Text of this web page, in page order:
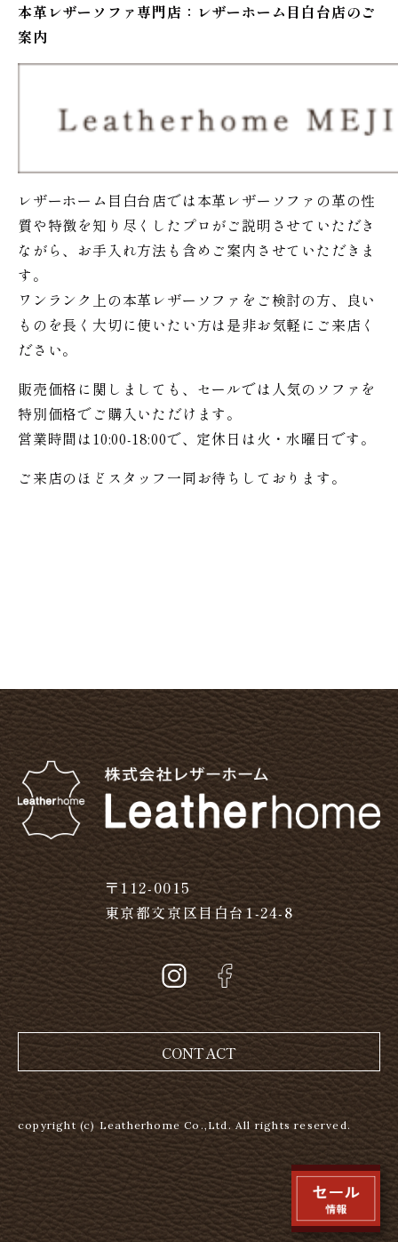
本革レザーソファ専門店：レザーホーム 目白台店のご
案内
レザーホーム目白台店では本革レザーソファの革の性
質や特徴を知り尽くしたプロがご説明させていただき
ながら、お手入れ方法も含めご案内させていただきま
す。
ワンランク上の本革レザーソファをご検討の方、良い
ものを長く大切に使いたい方は是非お気軽にご来店く
ださい。
販売価格に関しましても、セールでは人気のソファを
特別価格でご購入いただけます。
営業時間は10:00-18:00で、定休日は火・水曜日です。
ご来店のほどスタッフ一同お待ちしております。
〒112-0015
東京都文京区目白台1-24-8
CONTACT
copyright (c) Leatherhome Co.,Ltd. All rights reserved.